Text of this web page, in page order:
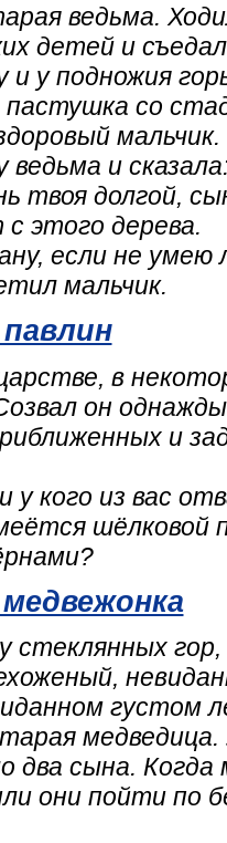
ведьма.
детей и
и у подножия
пастушка со
мальчик.
и
твоя долгой,
этого дерева.
если не умею
мальчик.
в
он однажды
и
у кого из вас
шёлковой
стеклянных
густом
два сына.
они пойти по